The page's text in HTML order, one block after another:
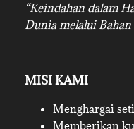
“Keindahan dalam
Dunia melalui Bahan
MISI KAMI
Menghargai
Memberikan